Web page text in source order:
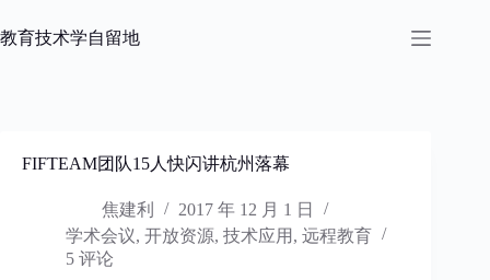
过
教育技术学自留地
FIFTEAM团队15人快闪讲杭州落幕
焦建利
2017 年 12 月 1 日
学术会议, 开放资源, 技术应用 , 远程教育
5 评论